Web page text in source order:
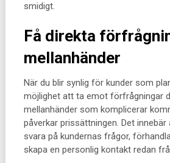
smidigt.
Få direkta
mellanhänder
När du blir synlig för kunder som
möjlighet att ta emot förfrågningar
mellanhänder som komplicerar
påverkar prissättningen. Det innebär
svara på kundernas frågor,
skapa en personlig kontakt redan